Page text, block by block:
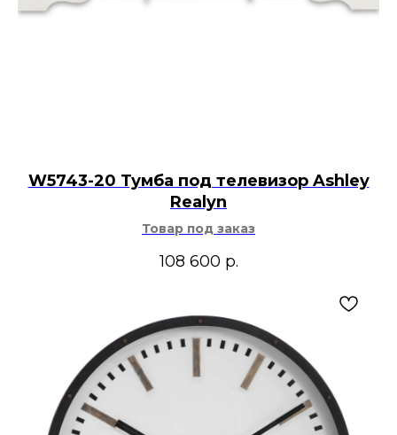
W5743-20 Тумба под телевизор Ashley
Realyn
Товар под заказ
108 600 р.